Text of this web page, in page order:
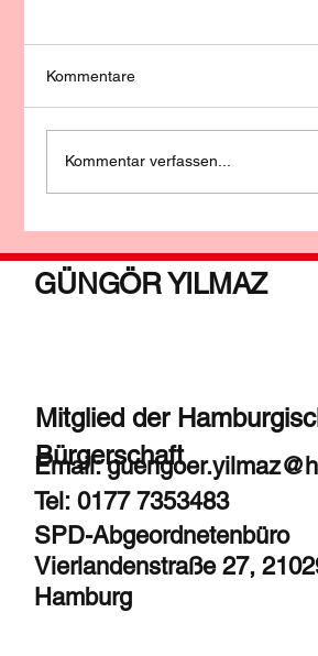
Theaterspaß mit Güngör
Kommentare
Kommentar verfassen...
GÜNGÖR YILMAZ
Mitglied der
Bürgerschaft
Email:
Tel: 0177 7353483
SPD-Abgeordnetenbüro
Vierlandenstraße 27,
Hamburg